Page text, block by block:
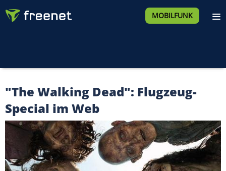
MOBILFUNK
"The Walking Dead": Flugzeug-
Special im Web